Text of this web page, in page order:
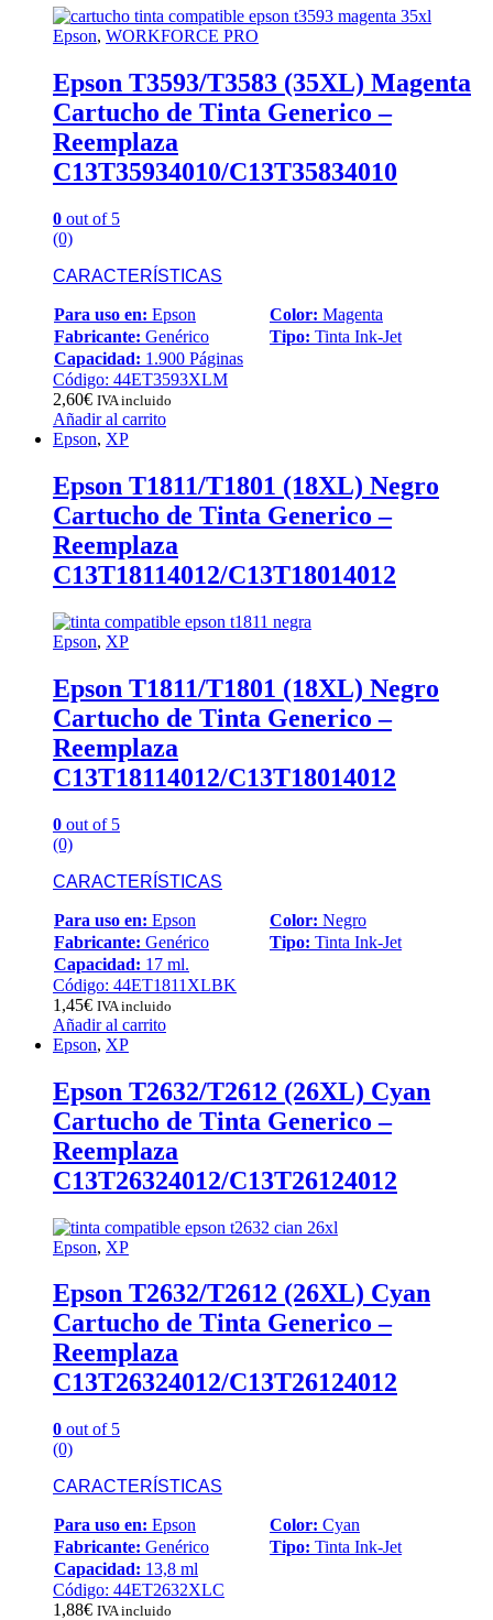
Epson, WORKFORCE PRO
Epson T3593/T3583 (35XL) Magenta
Cartucho de Tinta Generico –
Reemplaza
C13T35934010/C13T35834010
0 out of 5
(0)
CARACTERÍSTICAS
Para uso en: Epson Color: Magenta
Fabricante: Genérico Tipo: Tinta Ink-Jet
Capacidad: 1.900 Páginas
Código: 44ET3593XLM
2,60€ IVA incluido
Añadir al carrito
Epson, XP
Epson T1811/T1801 (18XL) Negro
Cartucho de Tinta Generico –
Reemplaza
C13T18114012/C13T18014012
Epson, XP
Epson T1811/T1801 (18XL) Negro
Cartucho de Tinta Generico –
Reemplaza
C13T18114012/C13T18014012
0 out of 5
(0)
CARACTERÍSTICAS
Para uso en: Epson Color: Negro
Fabricante: Genérico Tipo: Tinta Ink-Jet
Capacidad: 17 ml.
Código: 44ET1811XLBK
1,45€ IVA incluido
Añadir al carrito
Epson, XP
Epson T2632/T2612 (26XL) Cyan
Cartucho de Tinta Generico –
Reemplaza
C13T26324012/C13T26124012
Epson, XP
Epson T2632/T2612 (26XL) Cyan
Cartucho de Tinta Generico –
Reemplaza
C13T26324012/C13T26124012
0 out of 5
(0)
CARACTERÍSTICAS
Para uso en: Epson Color: Cyan
Fabricante: Genérico Tipo: Tinta Ink-Jet
Capacidad: 13,8 ml
Código: 44ET2632XLC
1,88€ IVA incluido